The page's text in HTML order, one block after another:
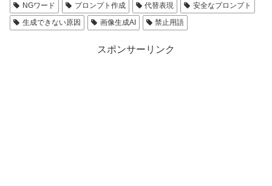
NGワード
プロンプト作成 代替表現
安全なプロンプト
生成できない原因
画像生成AI 禁止用語
スポンサーリンク